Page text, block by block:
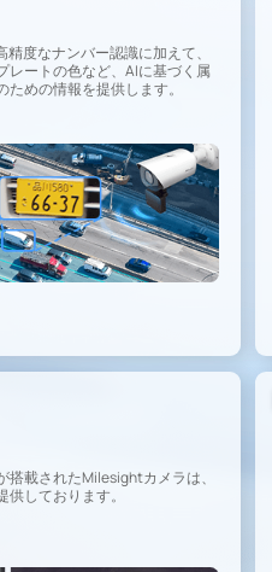
度なナンバー認識に加えて、
レートの色など、AIに基づく属
めの情報を提供します。
載されたMilesightカメラは、
しております。